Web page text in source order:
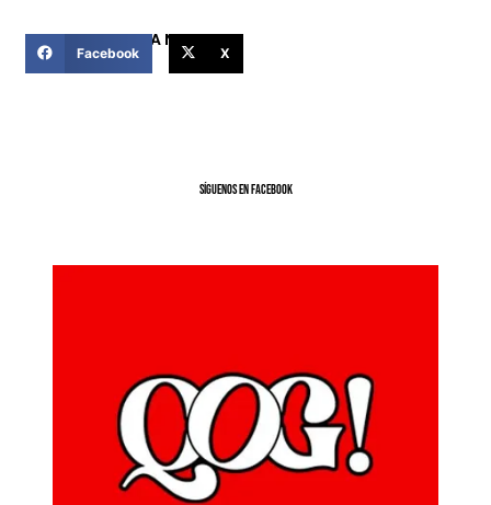
COMPARTIR ESTA NOTICIA
Facebook X
SíGUENOS EN FACEBOOK